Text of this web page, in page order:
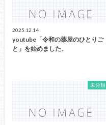
2025.12.14
youtube「令和の薬屋のひとりご
と」を始めました。
未分類